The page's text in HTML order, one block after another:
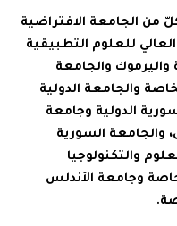
من الجامعة الافتراضية
للعلوم التطبيقية
واليرموك والجامعة
والجامعة الدولية
الدولية وجامعة
والجامعة السورية
والتكنولوجيا
وجامعة الأندلس